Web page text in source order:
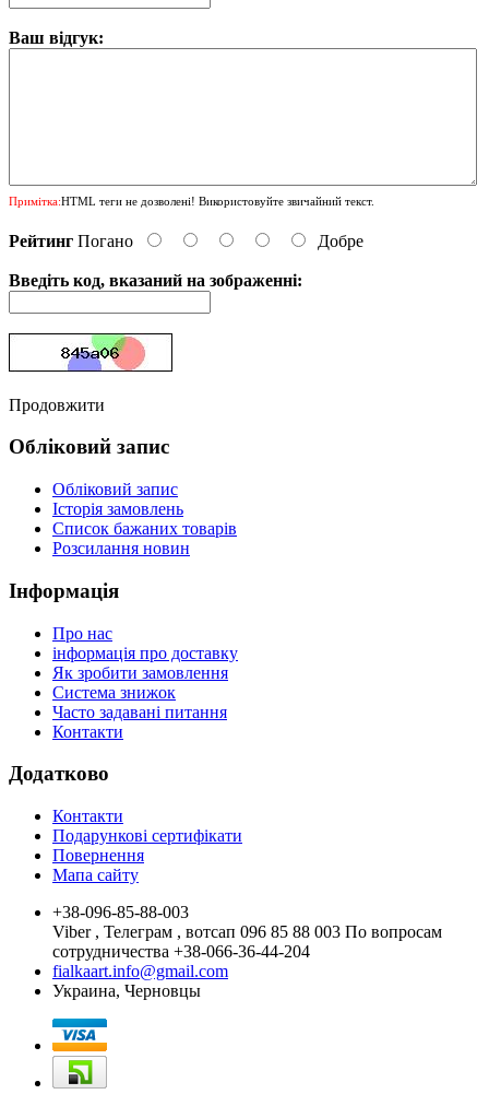
Ваш відгук:
Примітка:HTML теги не дозволені! Використовуйте звичайний текст.
Рейтинг Погано Добре
Введіть код, вказаний на зображенні:
Продовжити
Обліковий запис
Обліковий запис
Історія замовлень
Список бажаних товарів
Розсилання новин
Інформація
Про нас
інформація про доставку
Як зробити замовлення
Система знижок
Часто задавані питання
Контакти
Додатково
Контакти
Подарункові сертифікати
Повернення
Мапа сайту
+38-096-85-88-003
Viber , Телеграм , вотсап 096 85 88 003 По вопросам
сотрудничества +38-066-36-44-204
fialkaart.info@gmail.com
Украина, Черновцы